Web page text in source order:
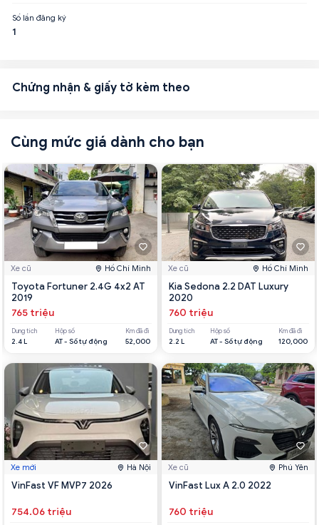
Số lần đăng ký
1
Chứng nhận & giấy tờ kèm theo
Cùng mức giá dành cho bạn
Xe cũ Hồ Chí Minh
Toyota Fortuner 2.4G 4x2 AT
2019
765 triệu
Dung tích
2.4 L
Hộp số
AT - Số tự động
Km đã đi
52,000
Xe mới Hà Nội
VinFast VF MVP7 2026
754.06 triệu
Xe cũ Hồ Chí Minh
Kia Sedona 2.2 DAT Luxury
2020
760 triệu
Dung tích
2.2 L
Hộp số
AT - Số tự động
Km đã đi
120,000
Xe cũ Phú Yên
VinFast Lux A 2.0 2022
760 triệu